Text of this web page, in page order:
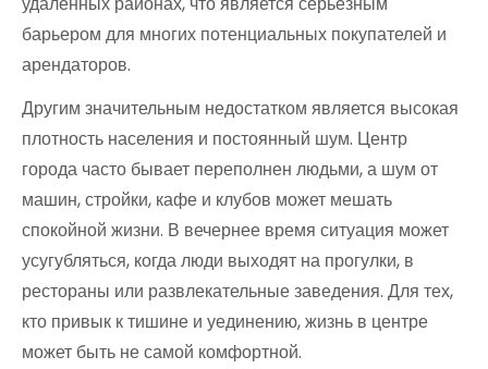
барьером для многих потенциальных покупателей и
арендаторов.
Другим значительным недостатком является высокая
плотность населения и постоянный шум. Центр
города часто бывает переполнен людьми, а шум от
машин, стройки, кафе и клубов может мешать
спокойной жизни. В вечернее время ситуация может
усугубляться, когда люди выходят на прогулки, в
рестораны или развлекательные заведения. Для тех,
кто привык к тишине и уединению, жизнь в центре
может быть не самой комфортной.